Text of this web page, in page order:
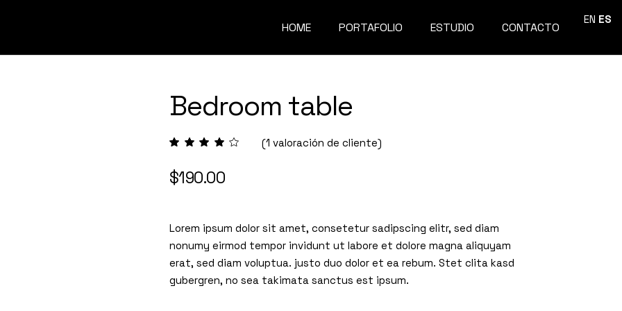
HOME PORTAFOLIO ESTUDIO CONTACTO
Bedroom table
(1 valoración de cliente)
$190.00
Lorem ipsum dolor sit amet, consetetur sadipscing elitr, sed diam
nonumy eirmod tempor invidunt ut labore et dolore magna aliquyam
erat, sed diam voluptua. justo duo dolor et ea rebum. Stet clita kasd
gubergren, no sea takimata sanctus est ipsum.
EN ES